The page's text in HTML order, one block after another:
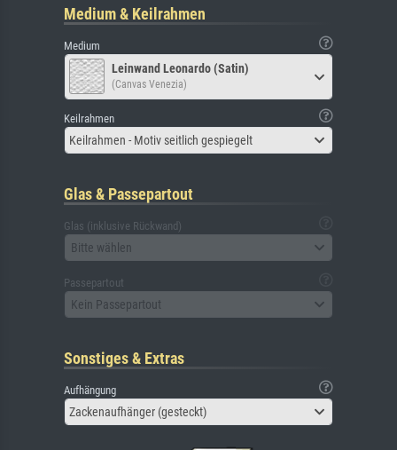
Medium & Keilrahmen
Medium
Leinwand Leonardo (Satin)
(Canvas Venezia)
Keilrahmen
Keilrahmen - Motiv seitlich gespiegelt
Glas & Passepartout
Glas (inklusive Rückwand)
Bitte wählen
Passepartout
Kein Passepartout
Sonstiges & Extras
Aufhängung
Zackenaufhänger (gesteckt)